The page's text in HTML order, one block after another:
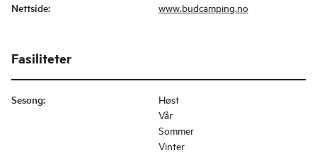
Nettside: www.budcamping.no
Fasiliteter
Sesong:
Høst
Vår
Sommer
Vinter